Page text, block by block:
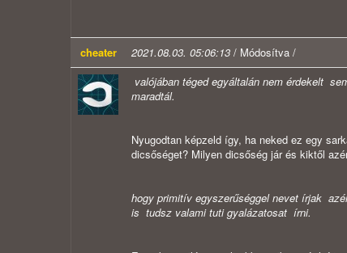
cheater 2021.08.03. 05:06:13 / Módosítva /
valójában téged egyáltalán nem érdekelt
maradtál.
Nyugodtan képzeld így, ha neked ez egy
dicsőséget? Milyen dicsőség jár és kiktől
hogy primitív egyszerűséggel nevet írjak
is tudsz valami tuti gyalázatosat írni.